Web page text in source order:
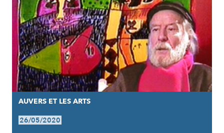
AUVERS ET LES ARTS
26/05/2020